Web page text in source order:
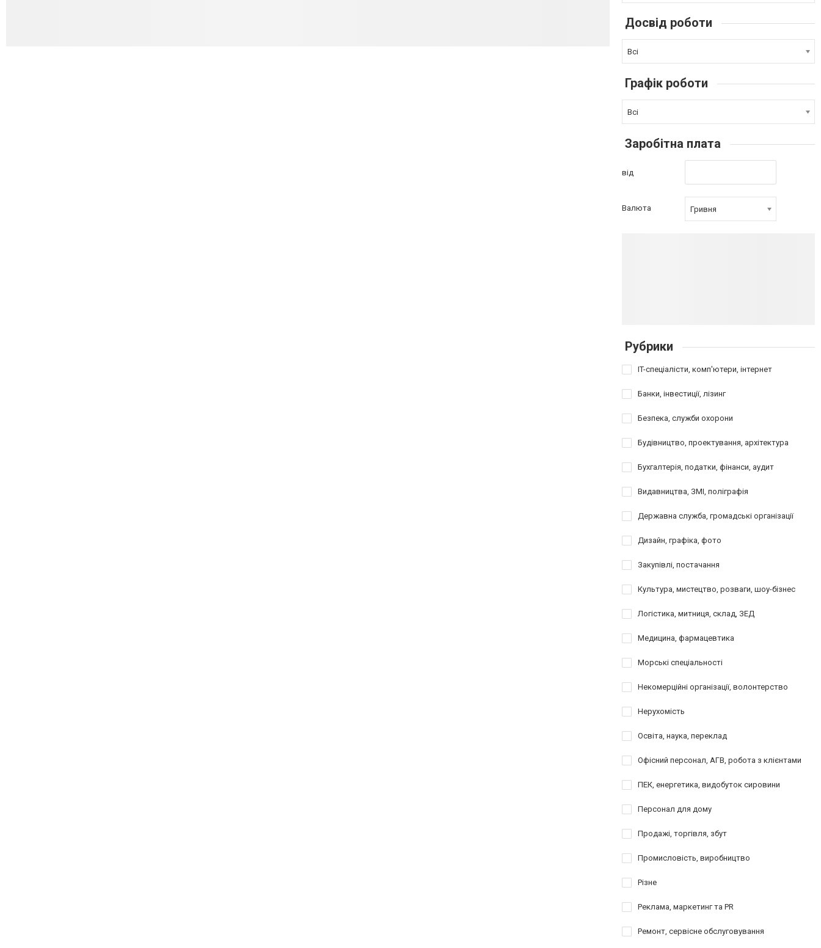
Досвід роботи
Всі
Графік роботи
Всі
Заробітна плата
від
Валюта Гривня
Рубрики
IT-спеціалісти, комп'ютери, інтернет
Банки, інвестиції, лізинг
Безпека, служби охорони
Будівництво, проектування, архітектура
Бухгалтерія, податки, фінанси, аудит
Видавництва, ЗМІ, поліграфія
Державна служба, громадські організації
Дизайн, графіка, фото
Закупівлі, постачання
Культура, мистецтво, розваги, шоу-бізнес
Логістика, митниця, склад, ЗЕД
Медицина, фармацевтика
Морські спеціальності
Некомерційні організації, волонтерство
Нерухомість
Освіта, наука, переклад
Офісний персонал, АГВ, робота з клієнтами
ПЕК, енергетика, видобуток сировини
Персонал для дому
Продажі, торгівля, збут
Промисловість, виробництво
Різне
Реклама, маркетинг та PR
Ремонт, сервісне обслуговування